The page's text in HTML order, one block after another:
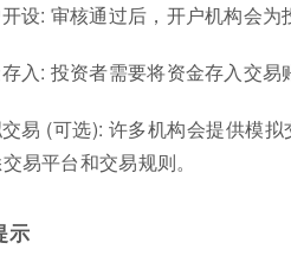
设: 审核通过后，开户机构会为
入: 投资者需要将资金存入交易
易 (可选): 许多机构会提供模
易平台和交易规则。
示